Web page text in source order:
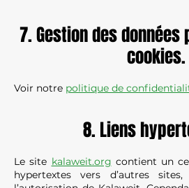
7. Gestion des
cookies.
Voir notre politique de
8. Liens
Le site kalaweit.org contient un
hypertextes vers d’autres